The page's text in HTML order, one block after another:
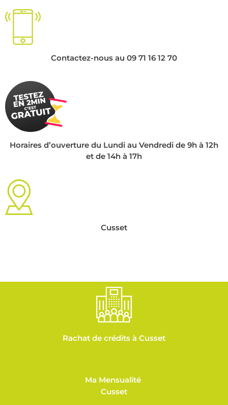
Contactez-nous au 09 71 16 12 70
Horaires d’ouverture du Lundi au Vendredi de 9h à 12h
et de 14h à 17h
Cusset
Rachat de crédits à Cusset
Ma Mensualité
Cusset